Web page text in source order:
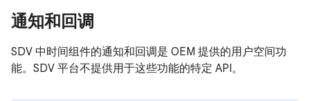
通知和回调
SDV 中时间组件的通知和回调是 OEM 提供的用户空间功
能。SDV 平台不提供用于这些功能的特定 API。